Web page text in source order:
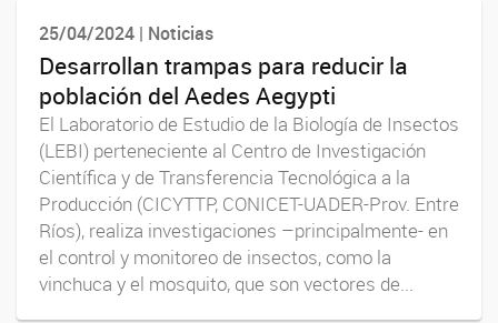
25/04/2024 | Noticias
Desarrollan trampas para reducir la
población del Aedes Aegypti
El Laboratorio de Estudio de la Biología de Insectos
(LEBI) perteneciente al Centro de Investigación
Científica y de Transferencia Tecnológica a la
Producción (CICYTTP, CONICET-UADER-Prov. Entre
Ríos), realiza investigaciones –principalmente- en
el control y monitoreo de insectos, como la
vinchuca y el mosquito, que son vectores de...